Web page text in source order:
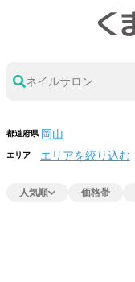
ネイルサロン
都道府県
エリア エリアを絞り込む
人気順 価格帯